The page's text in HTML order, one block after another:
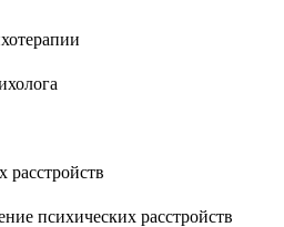
расстройств
психических расстройств